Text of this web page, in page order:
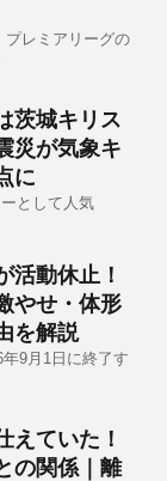
プレミアリーグの
茨城キリス
災が気象キ
に
として人気
活動休止！
やせ・体形
を解説
9月1日に終了す
えていた！
の関係｜離